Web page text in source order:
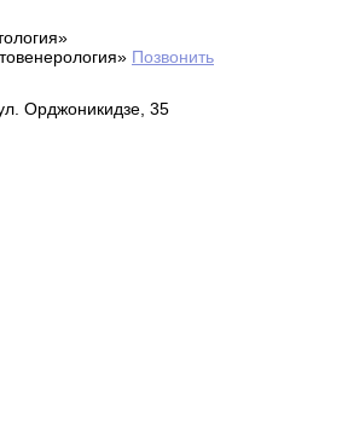
Позвонить
Орджоникидзе, 35